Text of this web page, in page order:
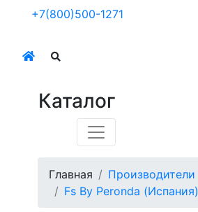
+7(800)500-1271
Каталог
Главная
Производители
Fs By Peronda (Испания)